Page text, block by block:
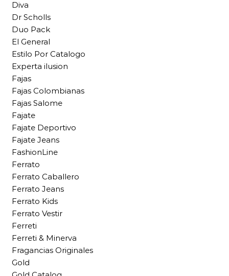
Diva
Dr Scholls
Duo Pack
El General
Estilo Por Catalogo
Experta ilusion
Fajas
Fajas Colombianas
Fajas Salome
Fajate
Fajate Deportivo
Fajate Jeans
FashionLine
Ferrato
Ferrato Caballero
Ferrato Jeans
Ferrato Kids
Ferrato Vestir
Ferreti
Ferreti & Minerva
Fragancias Originales
Gold